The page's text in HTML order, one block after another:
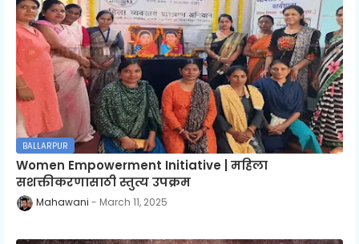
BALLARPUR
Women Empowerment Initiative | महिला
सशक्तीकरणासाठी स्तुत्य उपक्रम
Mahawani March 11, 2025